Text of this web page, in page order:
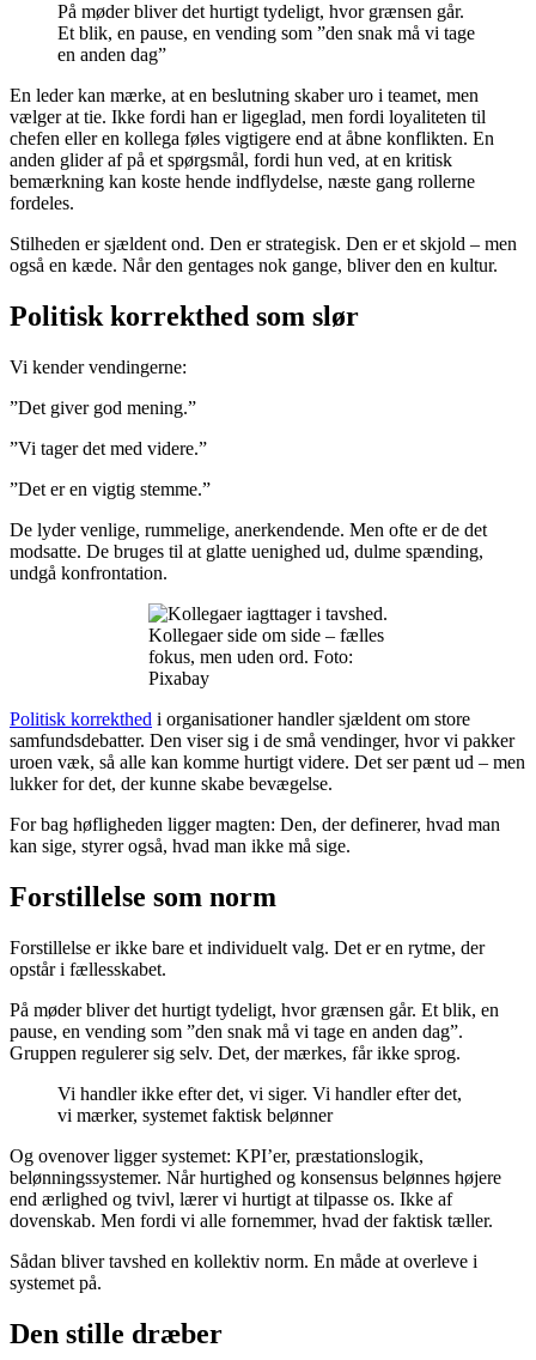
På møder bliver det hurtigt tydeligt, hvor grænsen går.
Et blik, en pause, en vending som ”den snak må vi tage
en anden dag”
En leder kan mærke, at en beslutning skaber uro i teamet, men
vælger at tie. Ikke fordi han er ligeglad, men fordi loyaliteten til
chefen eller en kollega føles vigtigere end at åbne konflikten. En
anden glider af på et spørgsmål, fordi hun ved, at en kritisk
bemærkning kan koste hende indflydelse, næste gang rollerne
fordeles.
Stilheden er sjældent ond. Den er strategisk. Den er et skjold – men
også en kæde. Når den gentages nok gange, bliver den en kultur.
Politisk korrekthed som slør
Vi kender vendingerne:
”Det giver god mening.”
”Vi tager det med videre.”
”Det er en vigtig stemme.”
De lyder venlige, rummelige, anerkendende. Men ofte er de det
modsatte. De bruges til at glatte uenighed ud, dulme spænding,
undgå konfrontation.
Kollegaer side om side – fælles
fokus, men uden ord. Foto:
Pixabay
Politisk korrekthed i organisationer handler sjældent om store
samfundsdebatter. Den viser sig i de små vendinger, hvor vi pakker
uroen væk, så alle kan komme hurtigt videre. Det ser pænt ud – men
lukker for det, der kunne skabe bevægelse.
For bag høfligheden ligger magten: Den, der definerer, hvad man
kan sige, styrer også, hvad man ikke må sige.
Forstillelse som norm
Forstillelse er ikke bare et individuelt valg. Det er en rytme, der
opstår i fællesskabet.
På møder bliver det hurtigt tydeligt, hvor grænsen går. Et blik, en
pause, en vending som ”den snak må vi tage en anden dag”.
Gruppen regulerer sig selv. Det, der mærkes, får ikke sprog.
Vi handler ikke efter det, vi siger. Vi handler efter det,
vi mærker, systemet faktisk belønner
Og ovenover ligger systemet: KPI’er, præstationslogik,
belønningssystemer. Når hurtighed og konsensus belønnes højere
end ærlighed og tvivl, lærer vi hurtigt at tilpasse os. Ikke af
dovenskab. Men fordi vi alle fornemmer, hvad der faktisk tæller.
Sådan bliver tavshed en kollektiv norm. En måde at overleve i
systemet på.
Den stille dræber